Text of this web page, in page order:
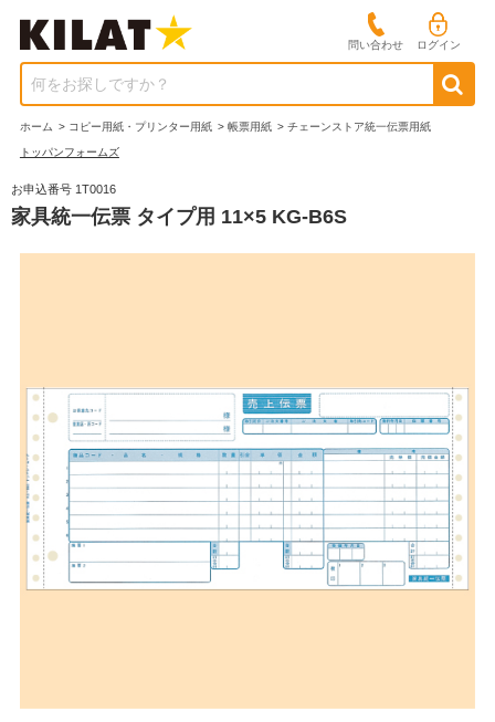
問い合わせ ログイン
何をお探しですか？
ホーム > コピー用紙・プリンター用紙 > 帳票用紙 > チェーンストア統一伝票用紙
トッパンフォームズ
お申込番号 1T0016
家具統一伝票 タイプ用 11×5 KG-B6S